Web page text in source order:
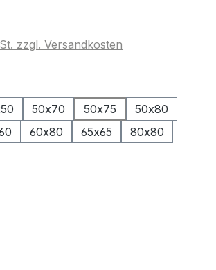
zzgl. Versandkosten
50x70 50x75
50x80
60x80 65x65 80x80